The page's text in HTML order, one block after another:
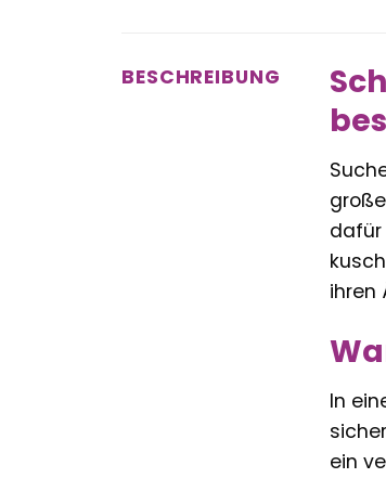
BESCHREIBUNG
dafür
ihren
In
ein